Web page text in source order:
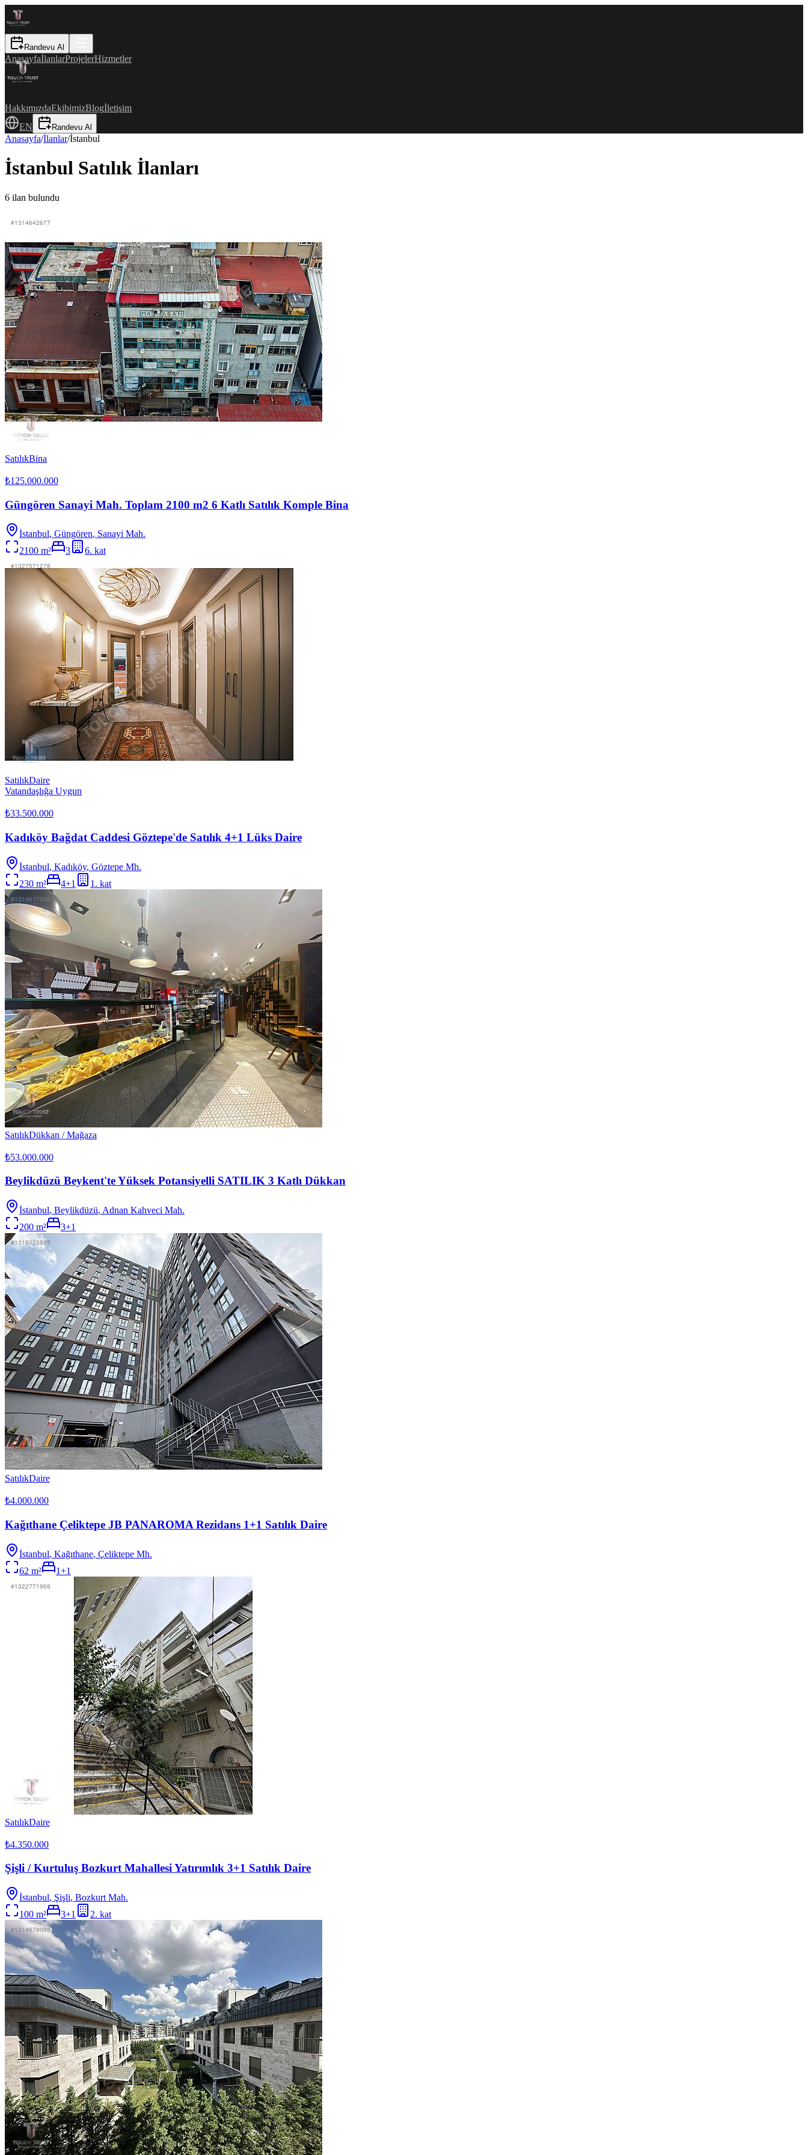
Randevu Al
AnasayfaİlanlarProjelerHizmetler
HakkımızdaEkibimizBlogİletişim
EN
Randevu Al
Anasayfa/İlanlar/İstanbul
İstanbul Satılık İlanları
6 ilan bulundu
SatılıkBina
₺125.000.000
Güngören Sanayi Mah. Toplam 2100 m2 6 Katlı Satılık Komple Bina
İstanbul, Güngören, Sanayi Mah.
2100 m² 3 6. kat
SatılıkDaire
Vatandaşlığa Uygun
₺33.500.000
Kadıköy Bağdat Caddesi Göztepe'de Satılık 4+1 Lüks Daire
İstanbul, Kadıköy, Göztepe Mh.
230 m² 4+1 1 . kat
SatılıkDükkan / Mağaza
₺53.000.000
Beylikdüzü Beykent'te Yüksek Potansiyelli SATILIK 3 Katlı Dükkan
İstanbul, Beylikdüzü, Adnan Kahveci Mah.
200 m² 3+1
SatılıkDaire
₺4.000.000
Kağıthane Çeliktepe JB PANAROMA Rezidans 1+1 Satılık Daire
İstanbul, Kağıthane, Çeliktepe Mh.
62 m² 1+1
SatılıkDaire
₺4.350.000
Şişli / Kurtuluş Bozkurt Mahallesi Yatırımlık 3+1 Satılık Daire
İstanbul, Şişli, Bozkurt Mah.
100 m² 3+1 2. kat